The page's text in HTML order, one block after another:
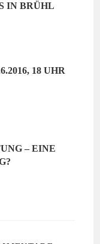
IN BRÜHL
18 UHR
– EINE